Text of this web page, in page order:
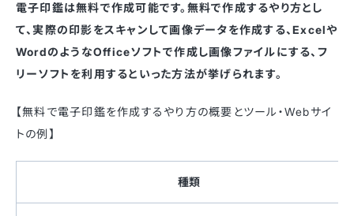
電子印鑑は無料で作成可能です。無料で作成するやり方とし
て、実際の印影をスキャンして画像データを作成する、Excelや
WordのようなOfficeソフトで作成し画像ファイルにする、フ
リーソフトを利用するといった方法が挙げられます。
【無料で電子印鑑を作成するやり方の概要とツール・Webサイ
トの例】
種類